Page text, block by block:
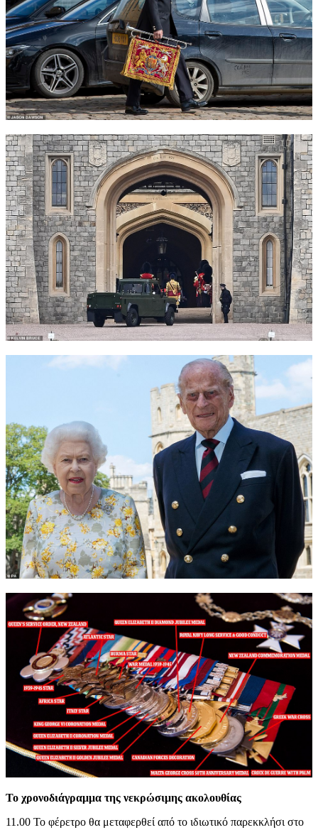
Το χρονοδιάγραμμα της νεκρώσιμης ακολουθίας
11.00 To φέρετρο θα μεταφερθεί από το ιδιωτικό παρεκκλήσι στο